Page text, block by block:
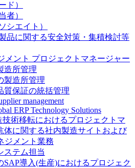
ド）
者）
シエイト）
品に関する安全対策・集積検討等
ント プロジェクトマネージャー
造所管理
製造所管理
質保証の統括管理
management
ERP Technology Solutions
術移転におけるプロジェクトマ
体に関する社内製造サイトおよび
ジメント業務
テム担当
SAP導入(生産)におけるプロジェク